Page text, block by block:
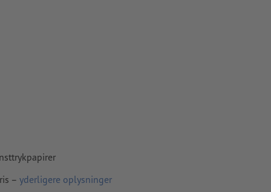
– yderligere oplysninger